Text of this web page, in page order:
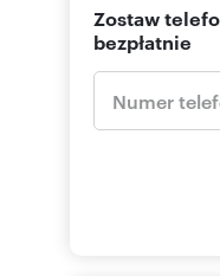
Zostaw
bezpłatnie